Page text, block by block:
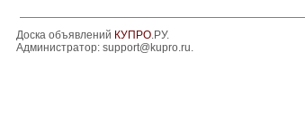
Доска объявлений КУПРО.РУ.
Администратор: support@kupro.ru.